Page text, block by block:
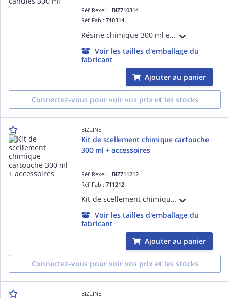
Réf Rexel : BIZ710314
Réf Fab :710314
Résine chimique 300 ml epoxy acrylate sans styrène. Cartouche livrée avec canule. Application : tiges filetées, anneau ou crochet, douille d'ancrage, gond de volet, etc. Compatible BIZ 710 214 et BIZ 710 320.
Voir les tailles d'emballage du
fabricant
Ajouter au panier
Connectez-vous pour voir vos prix et les stocks
BIZLINE
Kit de scellement chimique cartouche
300 ml + accessoires
Réf Rexel : BIZ711212
Réf Fab :711212
Kit de scellement chimique 300 ml composé de 1 cartouche de résine chimique 300 ml, 2 canules, 4 tamis 16 x 130 mm, 4 tiges filetées 10 x 160, 4 écrous plastique, 4 écrous acier, 4 rondelles acier. Durée de vie : 12 mois.
Voir les tailles d'emballage du
fabricant
Ajouter au panier
Connectez-vous pour voir vos prix et les stocks
BIZLINE